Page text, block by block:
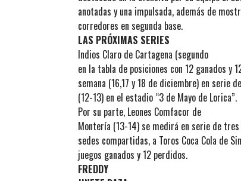
anotadas y una impulsada, además de
corredores en segunda base.
LAS PRÓXIMAS SERIES
Indios Claro de Cartagena (segundo
en la tabla de posiciones con 12 ganados y
semana (16,17 y 18 de diciembre) en serie
(12-13) en el estadio “3 de Mayo de Lorica”.
Por su parte, Leones Comfacor de
Montería (13-14) se medirá en serie de
sedes compartidas, a Toros Coca Cola de
juegos ganados y 12 perdidos.
FREDDY